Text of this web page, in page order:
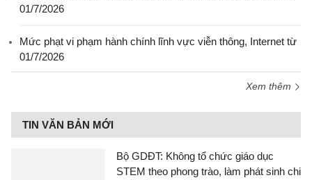
01/7/2026
Mức phạt vi phạm hành chính lĩnh vực viễn thông, Internet từ
01/7/2026
Xem thêm
TIN VĂN BẢN MỚI
Bộ GDĐT: Không tổ chức giáo dục
STEM theo phong trào, làm phát sinh chi